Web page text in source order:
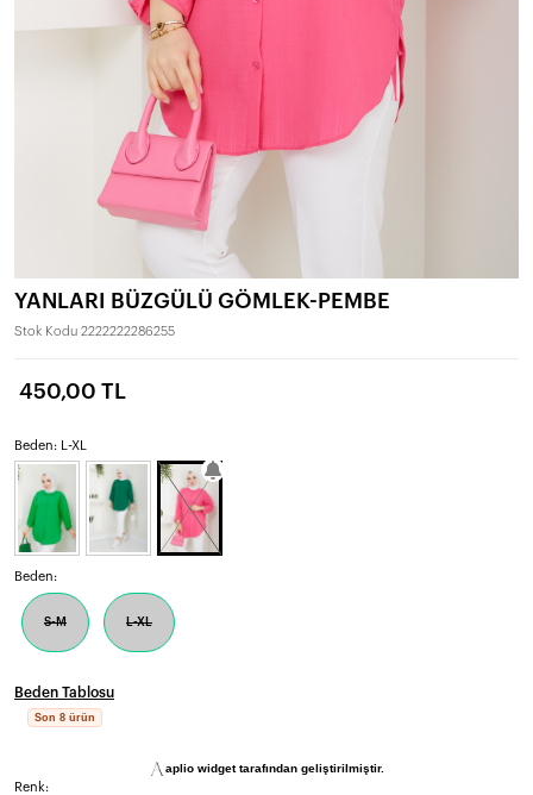
YANLARI BÜZGÜLÜ GÖMLEK-PEMBE
Stok Kodu 2222222286255
450,00 TL
Beden: L-XL
Beden:
S-M L-XL
Beden Tablosu
Son 8 ürün
aplio widget tarafından geliştirilmiştir.
Renk: